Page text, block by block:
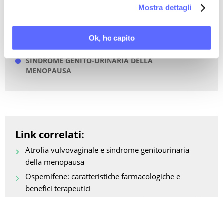
Mostra dettagli
Ok, ho capito
SINDROME GENITO-URINARIA DELLA
MENOPAUSA
Link correlati:
Atrofia vulvovaginale e sindrome genitourinaria
della menopausa
Ospemifene: caratteristiche farmacologiche e
benefici terapeutici